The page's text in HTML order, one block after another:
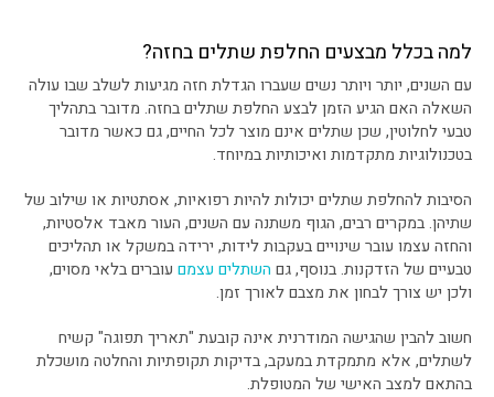
למה בכלל מבצעים החלפת שתלים בחזה?
עם השנים, יותר ויותר נשים שעברו הגדלת חזה מגיעות לשלב שבו עולה
השאלה האם הגיע הזמן לבצע החלפת שתלים בחזה. מדובר בתהליך
טבעי לחלוטין, שכן שתלים אינם מוצר לכל החיים, גם כאשר מדובר
בטכנולוגיות מתקדמות ואיכותיות במיוחד.
הסיבות להחלפת שתלים יכולות להיות רפואיות, אסתטיות או שילוב של
שתיהן. במקרים רבים, הגוף משתנה עם השנים, העור מאבד אלסטיות,
והחזה עצמו עובר שינויים בעקבות לידות, ירידה במשקל או תהליכים
טבעיים של הזדקנות. בנוסף, גם השתלים עצמם עוברים בלאי מסוים,
ולכן יש צורך לבחון את מצבם לאורך זמן.
חשוב להבין שהגישה המודרנית אינה קובעת "תאריך תפוגה" קשיח
לשתלים, אלא מתמקדת במעקב, בדיקות תקופתיות והחלטה מושכלת
בהתאם למצב האישי של המטופלת.